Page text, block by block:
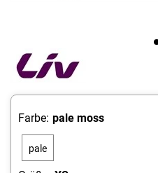
Farbe: pale moss
pale